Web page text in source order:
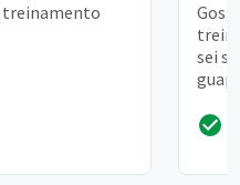
treinamento
sei